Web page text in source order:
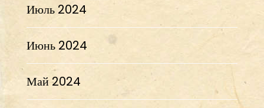
Июль 2024
Июнь 2024
Май 2024